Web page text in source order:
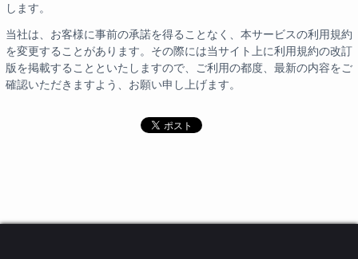
します。
当社は、お客様に事前の承諾を得ることなく、本サービスの利用規約
を変更することがあります。その際には当サイト上に利用規約の改訂
版を掲載することといたしますので、ご利用の都度、最新の内容をご
確認いただきますよう、お願い申し上げます。